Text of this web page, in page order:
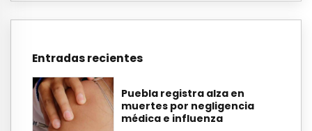
Entradas recientes
Puebla registra alza en
muertes por negligencia
médica e influenza